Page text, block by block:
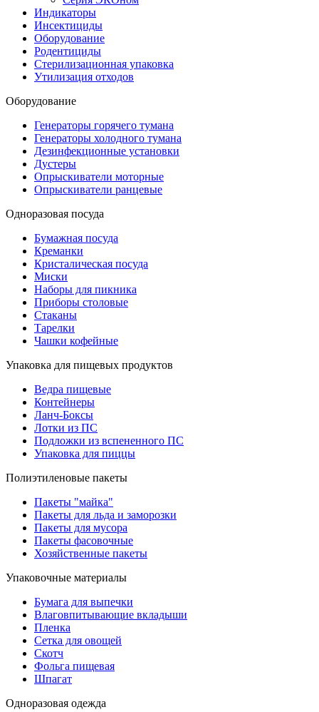
Индикаторы
Инсектициды
Оборудование
Родентициды
Стерилизационная упаковка
Утилизация отходов
Оборудование
Генераторы горячего тумана
Генераторы холодного тумана
Дезинфекционные установки
Дустеры
Опрыскиватели моторные
Опрыскиватели ранцевые
Одноразовая посуда
Бумажная посуда
Креманки
Кристалическая посуда
Миски
Наборы для пикника
Приборы столовые
Стаканы
Тарелки
Чашки кофейные
Упаковка для пищевых продуктов
Ведра пищевые
Контейнеры
Ланч-Боксы
Лотки из ПС
Подложки из вспененного ПС
Упаковка для пиццы
Полиэтиленовые пакеты
Пакеты "майка"
Пакеты для льда и заморозки
Пакеты для мусора
Пакеты фасовочные
Хозяйственные пакеты
Упаковочные материалы
Бумага для выпечки
Влаговпитывающие вкладыши
Пленка
Сетка для овощей
Скотч
Фольга пищевая
Шпагат
Одноразовая одежда